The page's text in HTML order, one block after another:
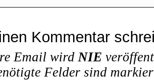
Kommentar
Email wird NIE
Felder sind